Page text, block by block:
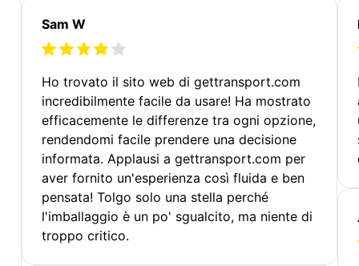
Sam W
Ho trovato il sito web di gettransport.com
incredibilmente facile da usare! Ha mostrato
efficacemente le differenze tra ogni opzione,
rendendomi facile prendere una decisione
informata. Applausi a gettransport.com per
aver fornito un'esperienza così fluida e ben
pensata! Tolgo solo una stella perché
l'imballaggio è un po' sgualcito, ma niente di
troppo critico.